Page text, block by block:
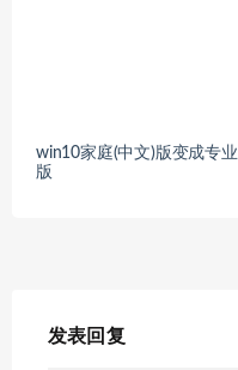
win10家庭(中文)版变成专业
版
发表回复